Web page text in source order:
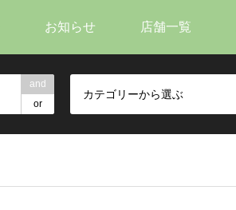
お知らせ 店舗一覧
and
or
カテゴリーから選ぶ